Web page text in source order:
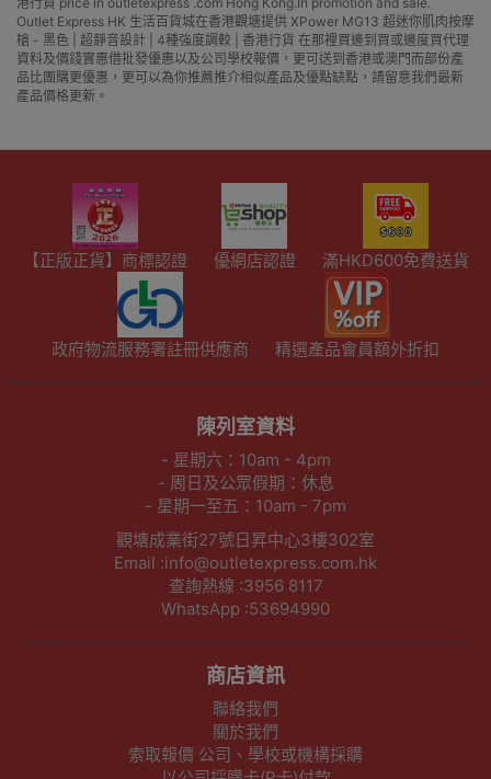
Outlet Express HK 生活百貨城在香港觀塘提供 XPower MG13 超迷你肌肉按摩
槍 - 黑色 | 超靜音設計 | 4種強度調較 | 香港行貨 在那裡買邊到買或邊度買代理
資料及價錢實惠借批發優惠以及公司學校報價，更可送到香港或澳門而部份產
品比團購更優惠，更可以為你推薦推介相似產品及優點缺點，請留意我們最新
產品價格更新。
【正版正貨】商標認證 優網店認證 滿HKD600免費送貨
政府物流服務署註冊供應商 精選產品會員額外折扣
陳列室資料
- 星期六：10am - 4pm
- 周日及公眾假期：休息
- 星期一至五：10am - 7pm
觀塘成業街27號日昇中心3樓302室
Email :info@outletexpress.com.hk
查詢熱線 :3956 8117
WhatsApp :53694990
商店資訊
聯絡我們
關於我們
索取報價 公司、學校或機構採購